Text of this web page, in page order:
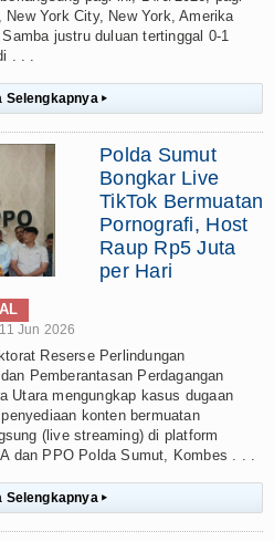
York City, New York, Amerika
justru duluan tertinggal 0-1
. . .
Selengkapnya ▸
Polda Sumut
Bongkar Live
TikTok Bermuatan
Pornografi, Host
Raup Rp5 Juta
per Hari
Jun 2026
Reserse Perlindungan
Pemberantasan Perdagangan
Utara mengungkap kasus dugaan
konten bermuatan
(live streaming) di platform
dan PPO Polda Sumut, Kombes . . .
Selengkapnya ▸